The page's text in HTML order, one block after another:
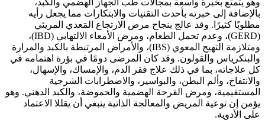
بالإضافة إلى خبرته بأحدث التقنيات والابتكارات مما يجعل رأيه
مطلوبًا كثيرًا. وقد عالج بنجاح مرض الارتجاع المَعدي المريئي
(GERD)، وعدم تحمل الطعام، ومرض الأمعاء الالتهابي (IBD)،
ومتلازمة التهيج المعوي (IBS)، والأمراض المرتبطة بالكبد والمرارة
والبنكرياس والقولون. وقد كان المرضى دومًا في بؤرة اهتمامه في
كل علاجاته، بما في ذلك علاج فقر الدم، والإمساك، والإسهال،
والانتفاخ، وألم البطن، والبواسير، والاضطرابات الشرجية
المستقيمية، ومرض القرحة الهضمية والحموضة، والكبد الدهني. وهو
يؤمن إن توعية المريض والمعالجة الذاتية ينبغي أن يقللا الاعتماد
على الأدوية.